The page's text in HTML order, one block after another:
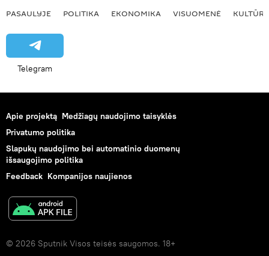
PASAULYJE POLITIKA EKONOMIKA VISUOMENĖ KULTŪRA
Telegram
Apie projektą Medžiagų naudojimo taisyklės
Privatumo politika
Slapukų naudojimo bei automatinio duomenų
išsaugojimo politika
Feedback Kompanijos naujienos
© 2026 Sputnik Visos teisės saugomos. 18+